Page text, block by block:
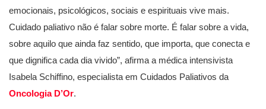
emocionais, psicológicos, sociais e espirituais vive mais.
Cuidado paliativo não é falar sobre morte. É falar sobre a vida,
sobre aquilo que ainda faz sentido, que importa, que conecta e
que dignifica cada dia vivido”, afirma a médica intensivista
Isabela Schiffino, especialista em Cuidados Paliativos da
Oncologia D’Or.